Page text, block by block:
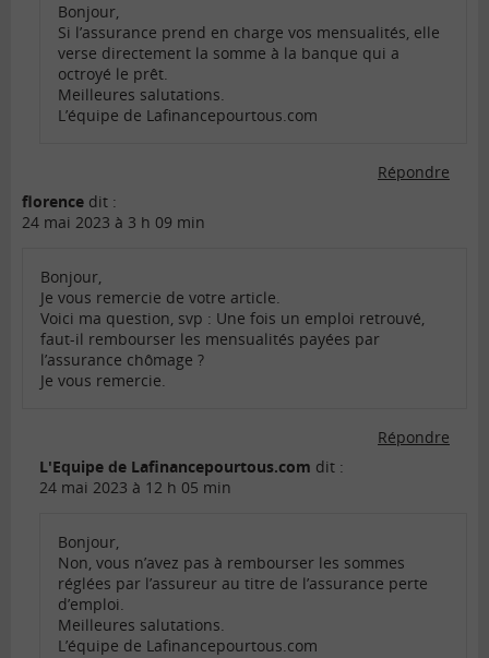
Bonjour,
Si l’assurance prend en charge vos mensualités, elle
verse directement la somme à la banque qui a
octroyé le prêt.
Meilleures salutations.
L’équipe de Lafinancepourtous.com
Répondre
florence dit :
24 mai 2023 à 3 h 09 min
Bonjour,
Je vous remercie de votre article.
Voici ma question, svp : Une fois un emploi retrouvé,
faut-il rembourser les mensualités payées par
l’assurance chômage ?
Je vous remercie.
Répondre
L'Equipe de Lafinancepourtous.com dit :
24 mai 2023 à 12 h 05 min
Bonjour,
Non, vous n’avez pas à rembourser les sommes
réglées par l’assureur au titre de l’assurance perte
d’emploi.
Meilleures salutations.
L’équipe de Lafinancepourtous.com